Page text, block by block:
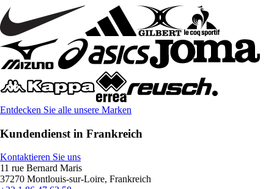
Entdecken Sie alle unsere Marken
Kundendienst in Frankreich
Kontaktieren Sie uns
11 rue Bernard Maris
37270 Montlouis-sur-Loire, Frankreich